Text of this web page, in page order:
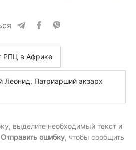
РПЦ в Африке
Леонид, Патриарший экзарх
выделите необходимый текст и
Отправить ошибку, чтобы сообщить